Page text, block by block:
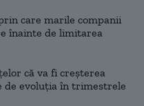
care marile companii
înainte de limitarea
că va fi creşterea
de evoluţia în trimestrele